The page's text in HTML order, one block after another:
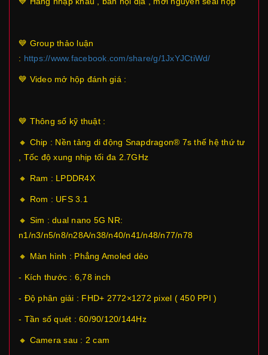
💙 Group thảo luận
: https://www.facebook.com/share/g/1JxYJCtiWd/
💙 Video mở hộp đánh giá :
💙 Thông số kỹ thuật :
🔸 Chip : Nền tảng di động Snapdragon® 7s thế hệ thứ tư
, Tốc độ xung nhịp tối đa 2.7GHz
🔸 Ram : LPDDR4X
🔸 Rom : UFS 3.1
🔸 Sim : dual nano 5G NR:
n1/n3/n5/n8/n28A/n38/n40/n41/n48/n77/n78
🔸 Màn hình : Phẳng Amoled dẻo
- Kích thước : 6,78 inch
- Độ phân giải : FHD+ 2772×1272 pixel ( 450 PPI )
- Tần số quét : 60/90/120/144Hz
🔸 Camera sau : 2 cam